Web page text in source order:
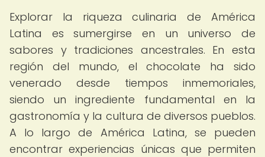
Explorar la riqueza culinaria de América
Latina es sumergirse en un universo de
sabores y tradiciones ancestrales. En esta
región del mundo, el chocolate ha sido
venerado desde tiempos inmemoriales,
siendo un ingrediente fundamental en la
gastronomía y la cultura de diversos pueblos.
A lo largo de América Latina, se pueden
encontrar experiencias únicas que permiten